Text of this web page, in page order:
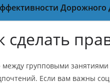
сделать
групповыми
Если вам важны